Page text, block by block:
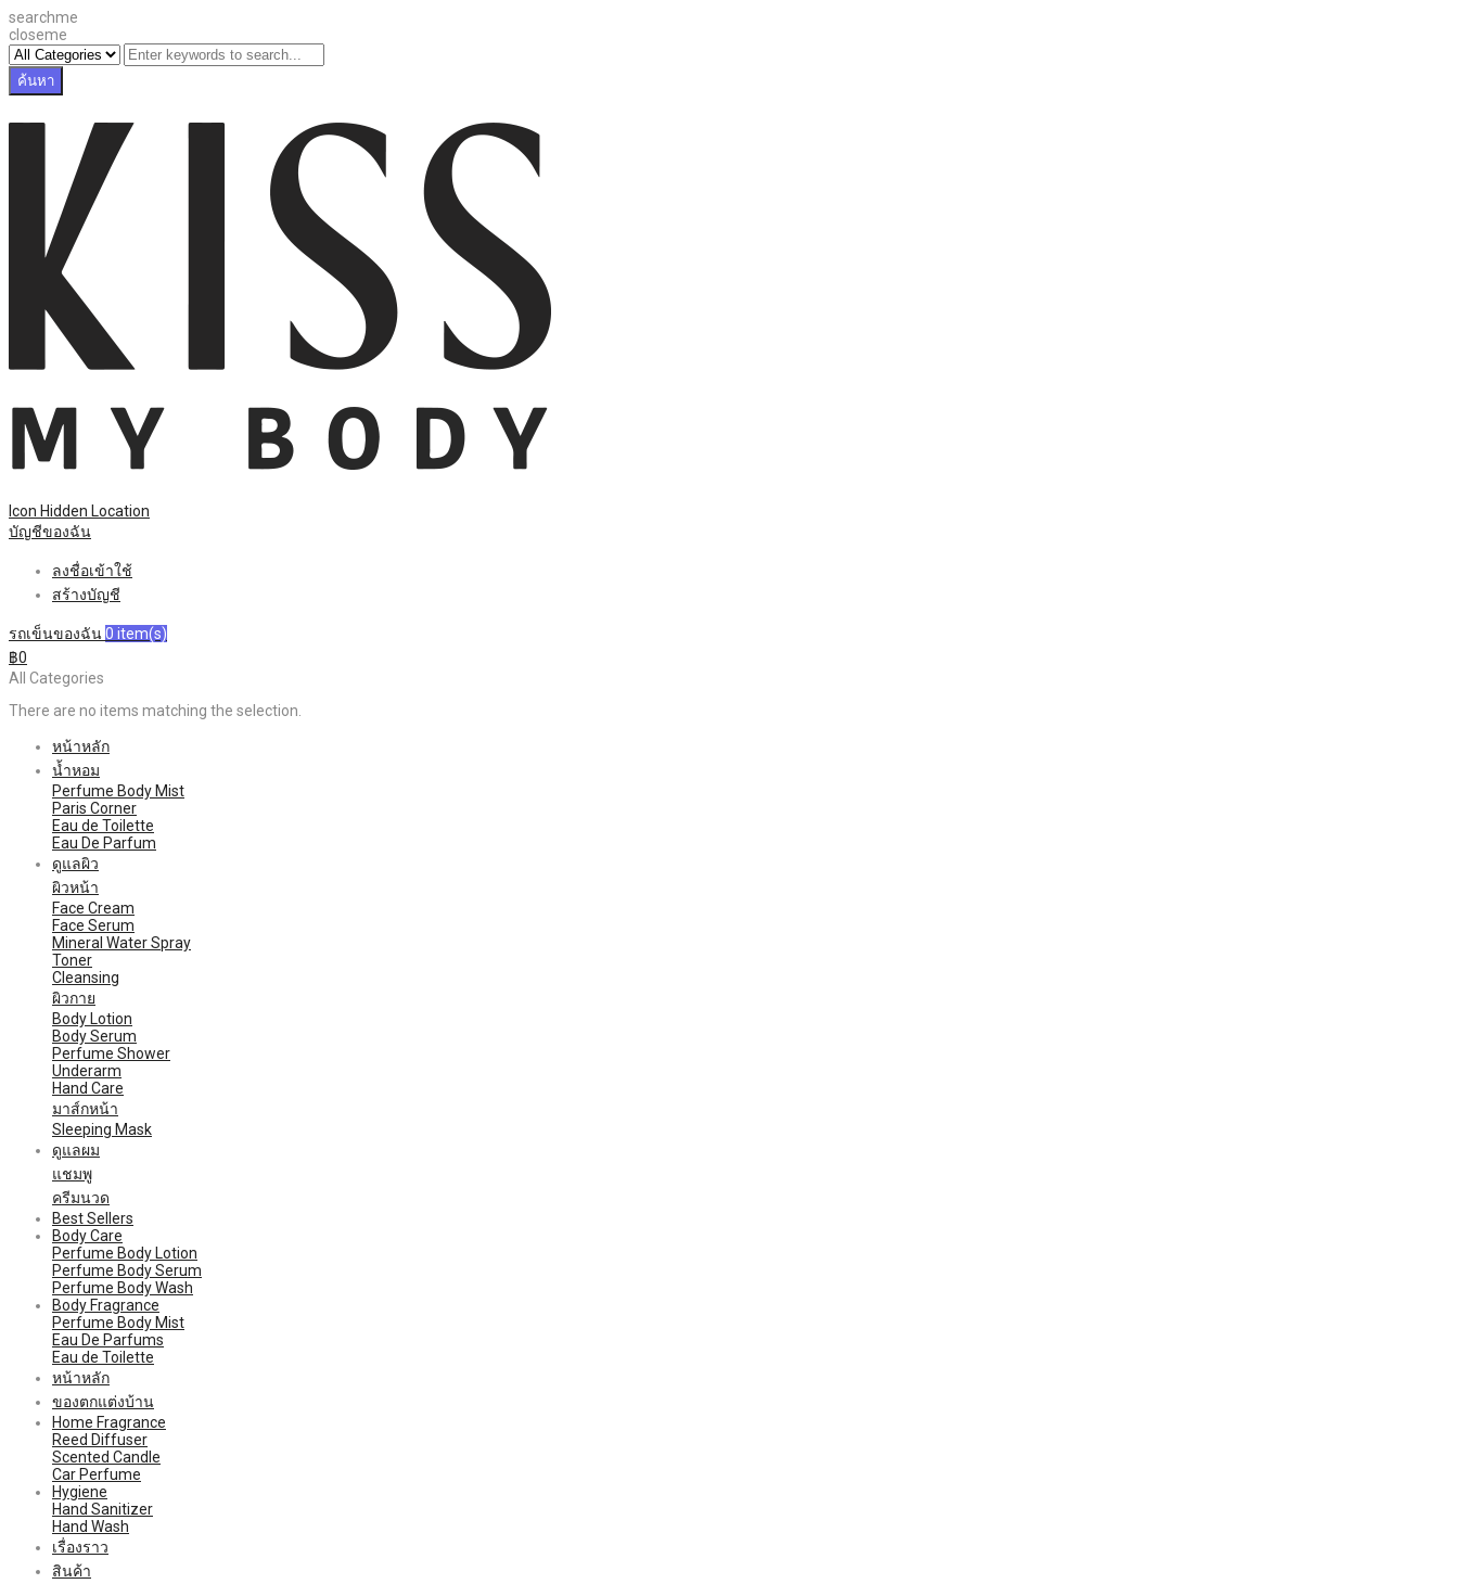
searchme
closeme
ค้นหา
Icon Hidden Location
บัญชีของฉัน
ลงชื่อเข้าใช้
สร้างบัญชี
รถเข็นของฉัน0 item(s)
฿0
All Categories
There are no items matching the selection.
หน้าหลัก
น้ำหอม
Perfume Body Mist
Paris Corner
Eau de Toilette
Eau De Parfum
ดูแลผิว
ผิวหน้า
Face Cream
Face Serum
Mineral Water Spray
Toner
Cleansing
ผิวกาย
Body Lotion
Body Serum
Perfume Shower
Underarm
Hand Care
มาส์กหน้า
Sleeping Mask
ดูแลผม
แชมพู
ครีมนวด
Best Sellers
Body Care
Perfume Body Lotion
Perfume Body Serum
Perfume Body Wash
Body Fragrance
Perfume Body Mist
Eau De Parfums
Eau de Toilette
หน้าหลัก
ของตกแต่งบ้าน
Home Fragrance
Reed Diffuser
Scented Candle
Car Perfume
Hygiene
Hand Sanitizer
Hand Wash
เรื่องราว
สินค้า